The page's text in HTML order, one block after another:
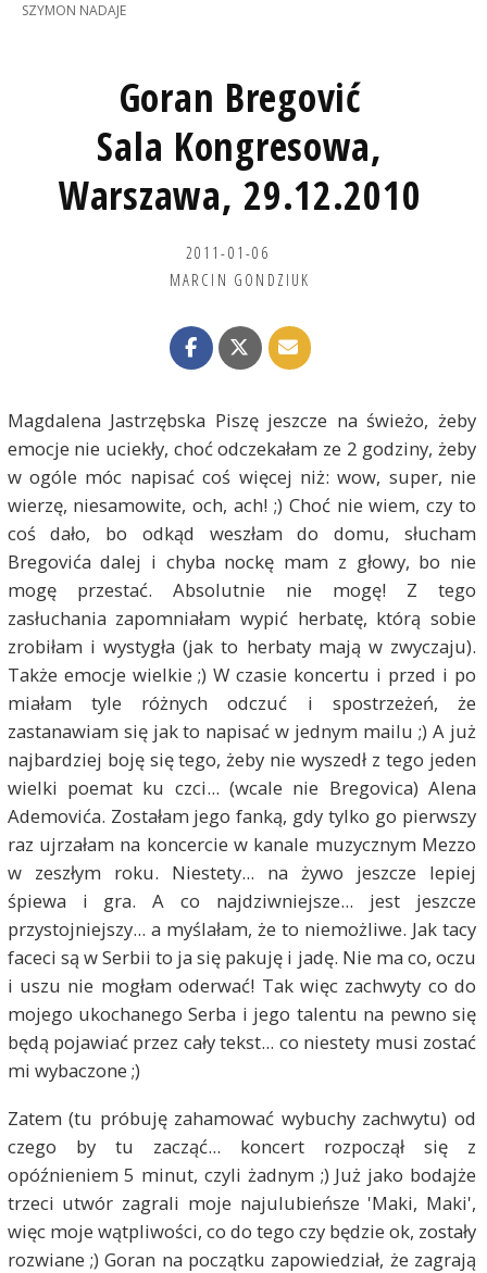
SZYMON NADAJE
Goran Bregović
Sala Kongresowa,
Warszawa, 29.12.2010
2011-01-06
MARCIN GONDZIUK
Magdalena Jastrzębska Piszę jeszcze na świeżo, żeby
emocje nie uciekły, choć odczekałam ze 2 godziny, żeby
w ogóle móc napisać coś więcej niż: wow, super, nie
wierzę, niesamowite, och, ach! ;) Choć nie wiem, czy to
coś dało, bo odkąd weszłam do domu, słucham
Bregovića dalej i chyba nockę mam z głowy, bo nie
mogę przestać. Absolutnie nie mogę! Z tego
zasłuchania zapomniałam wypić herbatę, którą sobie
zrobiłam i wystygła (jak to herbaty mają w zwyczaju).
Także emocje wielkie ;) W czasie koncertu i przed i po
miałam tyle różnych odczuć i spostrzeżeń, że
zastanawiam się jak to napisać w jednym mailu ;) A już
najbardziej boję się tego, żeby nie wyszedł z tego jeden
wielki poemat ku czci... (wcale nie Bregovica) Alena
Ademovića. Zostałam jego fanką, gdy tylko go pierwszy
raz ujrzałam na koncercie w kanale muzycznym Mezzo
w zeszłym roku. Niestety... na żywo jeszcze lepiej
śpiewa i gra. A co najdziwniejsze... jest jeszcze
przystojniejszy... a myślałam, że to niemożliwe. Jak tacy
faceci są w Serbii to ja się pakuję i jadę. Nie ma co, oczu
i uszu nie mogłam oderwać! Tak więc zachwyty co do
mojego ukochanego Serba i jego talentu na pewno się
będą pojawiać przez cały tekst... co niestety musi zostać
mi wybaczone ;)
Zatem (tu próbuję zahamować wybuchy zachwytu) od
czego by tu zacząć... koncert rozpoczął się z
opóźnieniem 5 minut, czyli żadnym ;) Już jako bodajże
trzeci utwór zagrali moje najulubieńsze 'Maki, Maki',
więc moje wątpliwości, co do tego czy będzie ok, zostały
rozwiane ;) Goran na początku zapowiedział, że zagrają